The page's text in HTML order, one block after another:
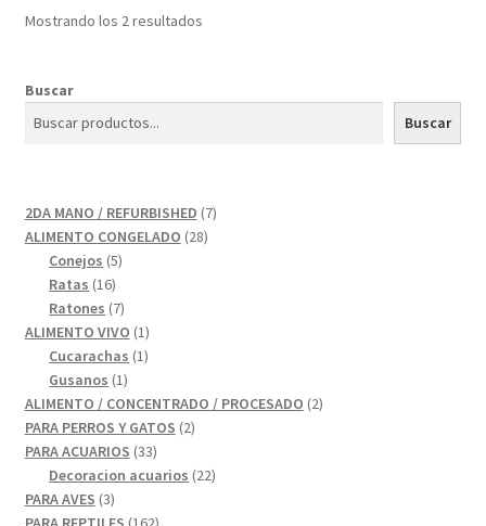
Mostrando los 2 resultados
Buscar
Buscar
2DA MANO / REFURBISHED 77
ALIMENTO CONGELADO 2828
Conejos 55
Ratas 1616
productos
Ratones 77
productos
ALIMENTO VIVO 11
producto
Cucarachas 11
Gusanos 11
producto
ALIMENTO / CONCENTRADO / PROCESADO 22
PARA PERROS Y GATOS 22
PARA ACUARIOS 3333
productos
Decoracion acuarios 2222
PARA AVES 33
productos
162